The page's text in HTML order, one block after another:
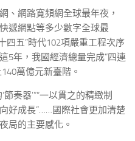
、網路寬頻網全球最年夜，
遞網點等多少數字全球最
四五”時代102項嚴重工程次序
5年，我國經濟總量完成“四連
萬億元新臺階。
奏器’”“一以貫之的精緻制
好成長”……國際社會更加清楚
局的主要感化。